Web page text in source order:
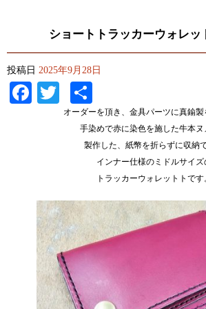
ショートトラッカーウォレッ
投稿日 2025年9月28日
Facebook
Twitter
有
オーダーを頂き、金具パーツに真鍮製
手染めで赤に染色を施した牛本ヌ
製作した、紙幣を折らずに収納
インナー仕様のミドルサイズ
トラッカーウォレットトです